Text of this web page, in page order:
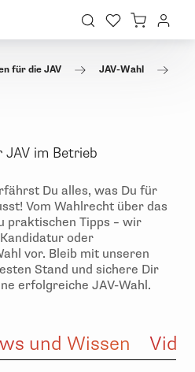
für die JAV JAV-Wahl
JAV im Betrieb
Du alles, was Du für
Vom Wahlrecht über das
praktischen Tipps – wir
oder
vor. Bleib mit unseren
Stand und sichere Dir
erfolgreiche JAV-Wahl.
und Wissen